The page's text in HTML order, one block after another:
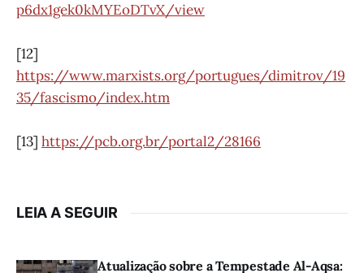
p6dx1gek0kMYEoDTvX/view
[12]
https://www.marxists.org/portugues/dimitrov/19
35/fascismo/index.htm
[13] https://pcb.org.br/portal2/28166
LEIA A SEGUIR
Atualização sobre a Tempestade Al-Aqsa: